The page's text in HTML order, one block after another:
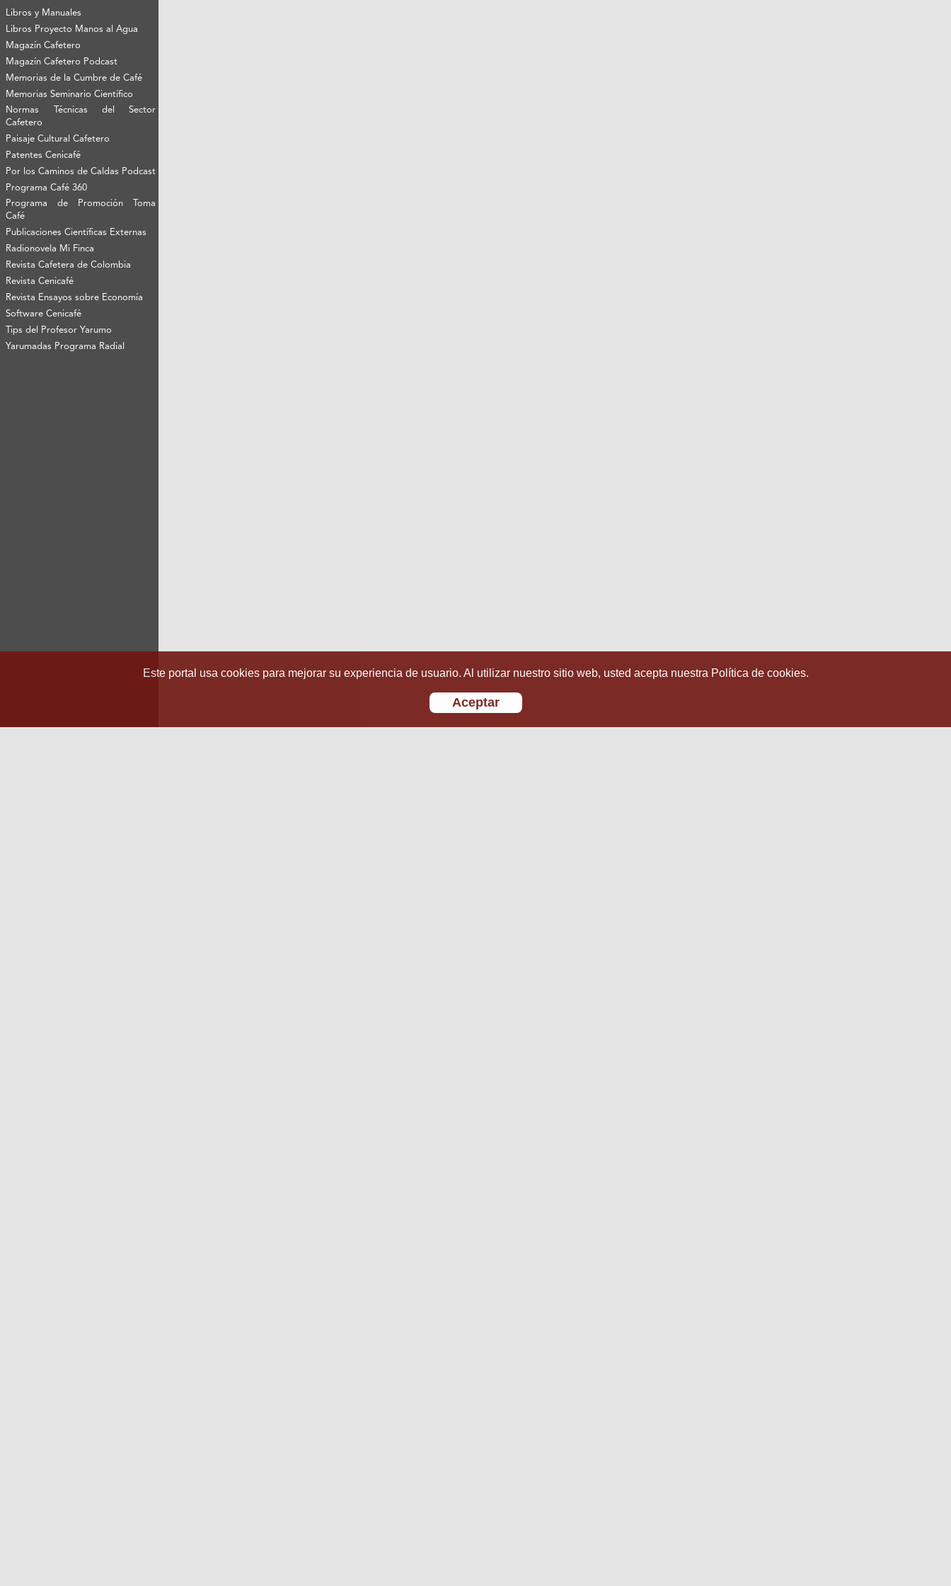
Libros y Manuales
Libros Proyecto Manos al Agua
Magazín Cafetero
Magazín Cafetero Podcast
Memorias de la Cumbre de Café
Memorias Seminario Científico
Normas Técnicas del Sector
Cafetero
Paisaje Cultural Cafetero
Patentes Cenicafé
Por los Caminos de Caldas Podcast
Programa Café 360
Programa de Promoción Toma
Café
Publicaciones Científicas Externas
Radionovela Mi Finca
Revista Cafetera de Colombia
Revista Cenicafé
Revista Ensayos sobre Economía
Software Cenicafé
Tips del Profesor Yarumo
Yarumadas Programa Radial
Este portal usa cookies para mejorar su experiencia de usuario. Al utilizar nuestro sitio web, usted acepta nuestra Política de cookies.
Aceptar